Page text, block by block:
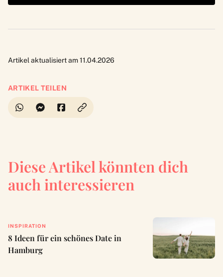
Artikel aktualisiert am 11.04.2026
ARTIKEL TEILEN
Diese Artikel könnten dich
auch interessieren
INSPIRATION
8 Ideen für ein schönes Date in
Hamburg